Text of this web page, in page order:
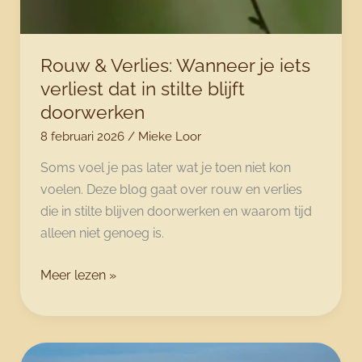
Rouw & Verlies: Wanneer je iets
verliest dat in stilte blijft
doorwerken
8 februari 2026 / Mieke Loor
Soms voel je pas later wat je toen niet kon
voelen. Deze blog gaat over rouw en verlies
die in stilte blijven doorwerken en waarom tijd
alleen niet genoeg is.
Rouw
Verlies:
Wanneer
Meer lezen »